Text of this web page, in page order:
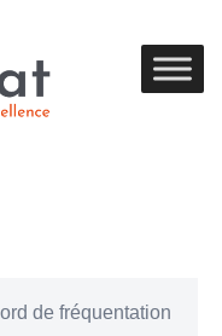
de fréquentation